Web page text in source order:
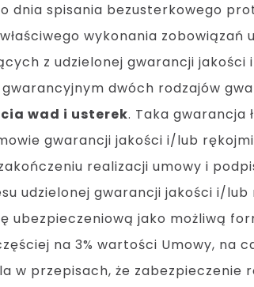
dnia spisania bezusterkowego
wykonania
z udzielonej gwarancji
dwóch rodzajów
wad i usterek. Taka gwarancja
gwarancji jakości i/lub
realizacji umowy i
udzielonej gwarancji jakości i/
ubezpieczeniową jako możliwą
na 3% wartości Umowy, na
w przepisach, że zabezpieczenie